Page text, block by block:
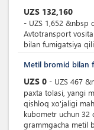
UZS 132,160
- UZS 1,652 &nbsp
Avtotransport
bilan fumigatsiya
Metil bromid bilan
UZS 0 - UZS 467
paxta tolasi, yangi
qishloq xo'jaligi
kubometr uchun 32
grammgacha metil